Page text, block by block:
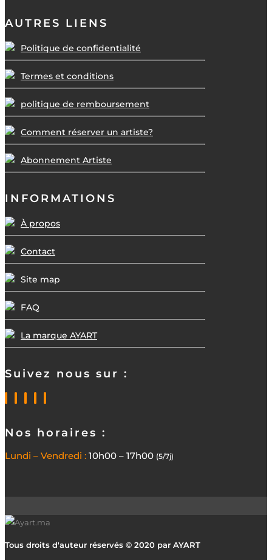
AUTRES LIENS
Politique de confidentialité
Termes et conditions
politique de remboursement
Comment réserver un artiste?
Abonnement Artiste
INFORMATIONS
À propos
Contact
Site map
FAQ
La marque AYART
Suivez nous sur :
Nos horaires :
Lundi – Vendredi : 10h00 – 17h00 (5/7j)
Tous droits d'auteur réservés © 2020 par AYART